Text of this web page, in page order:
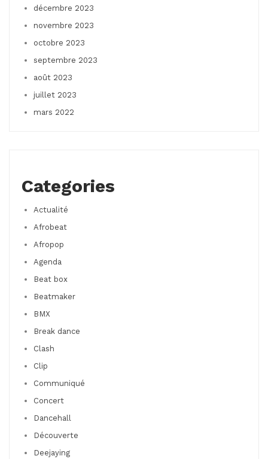
décembre 2023
novembre 2023
octobre 2023
septembre 2023
août 2023
juillet 2023
mars 2022
Categories
Actualité
Afrobeat
Afropop
Agenda
Beat box
Beatmaker
BMX
Break dance
Clash
Clip
Communiqué
Concert
Dancehall
Découverte
Deejaying